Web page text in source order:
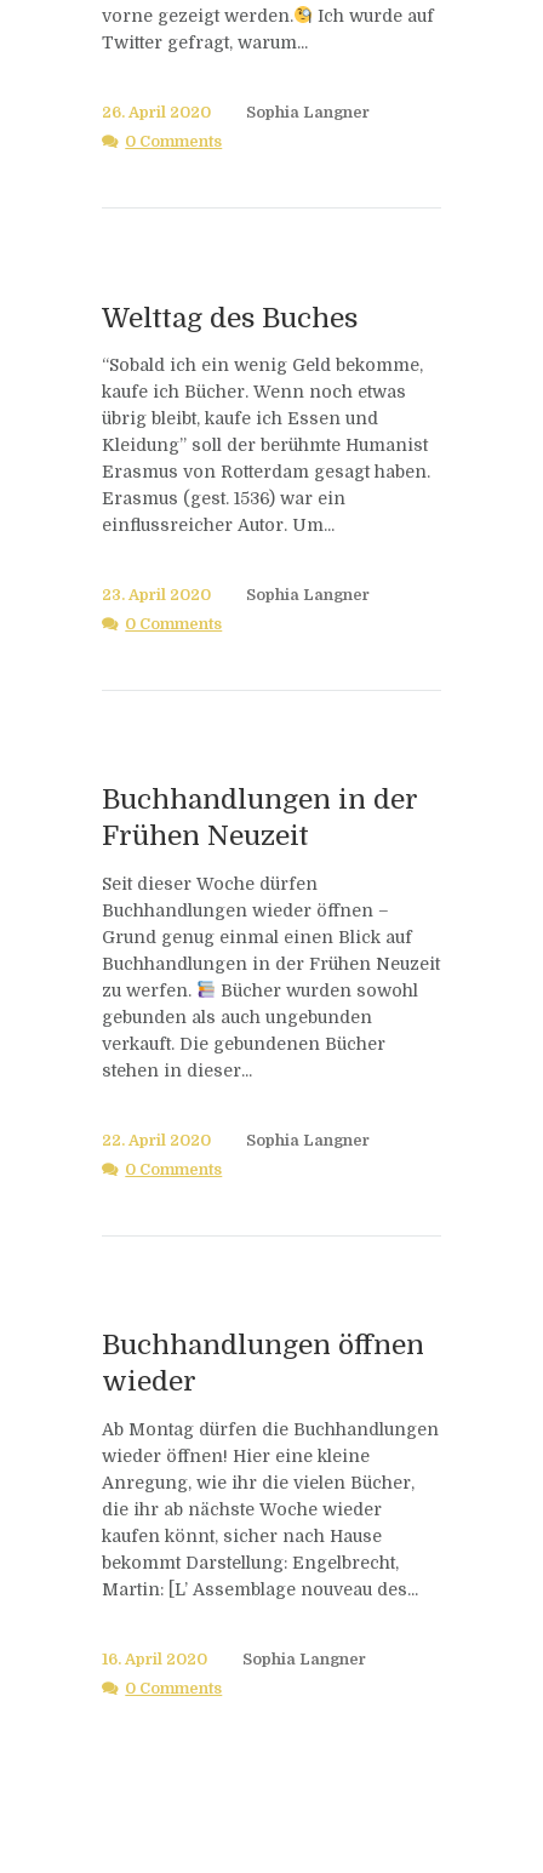
vorne gezeigt werden.
Ich wurde auf
Twitter gefragt, warum...
26. April 2020
Sophia Langner
0 Comments
Welttag des Buches
“Sobald ich ein wenig Geld bekomme,
kaufe ich Bücher. Wenn noch etwas
übrig bleibt, kaufe ich Essen und
Kleidung” soll der berühmte Humanist
Erasmus von Rotterdam gesagt haben.
Erasmus (gest. 1536) war ein
einflussreicher Autor. Um...
23. April 2020
Sophia Langner
0 Comments
Buchhandlungen in der
Frühen Neuzeit
Seit dieser Woche dürfen
Buchhandlungen wieder öffnen –
Grund genug einmal einen Blick auf
Buchhandlungen in der Frühen Neuzeit
zu werfen.
Bücher wurden sowohl
gebunden als auch ungebunden
verkauft. Die gebundenen Bücher
stehen in dieser...
22. April 2020
Sophia Langner
0 Comments
Buchhandlungen öffnen
wieder
Ab Montag dürfen die Buchhandlungen
wieder öffnen! Hier eine kleine
Anregung, wie ihr die vielen Bücher,
die ihr ab nächste Woche wieder
kaufen könnt, sicher nach Hause
bekommt Darstellung: Engelbrecht,
Martin: [L’ Assemblage nouveau des...
16. April 2020
Sophia Langner
0 Comments